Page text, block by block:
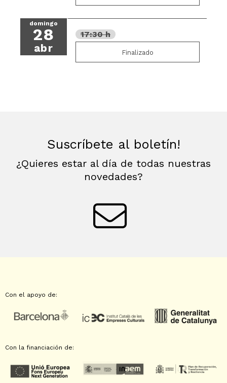
domingo
28
abr
17:30 h
Finalizado
Suscríbete al boletín!
¿Quieres estar al día de todas nuestras
novedades?
Con el apoyo de:
Con la financiación de: